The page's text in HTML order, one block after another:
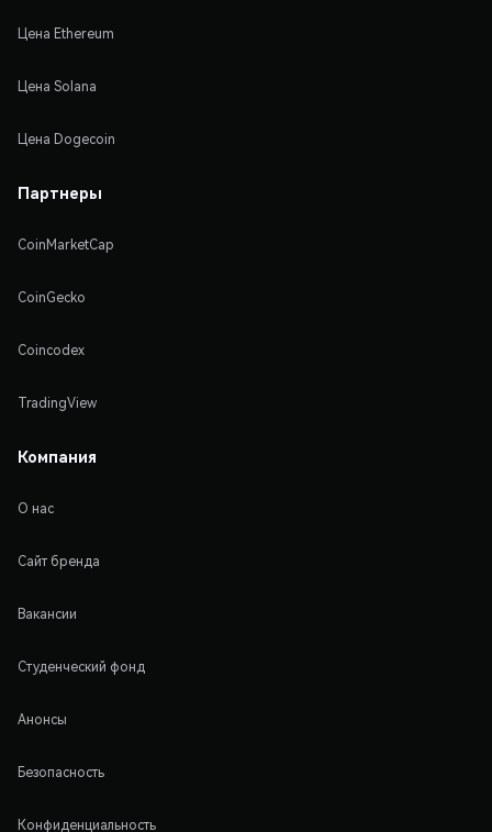
Цена Ethereum
Цена Solana
Цена Dogecoin
Партнеры
CoinMarketCap
CoinGecko
Coincodex
TradingView
Компания
О нас
Сайт бренда
Вакансии
Студенческий фонд
Анонсы
Безопасность
Конфиденциальность